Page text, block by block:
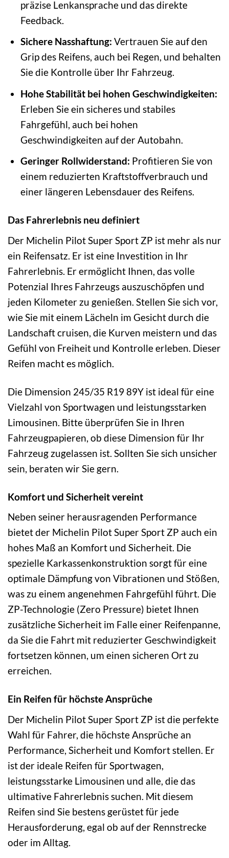
präzise Lenkansprache und das direkte
Feedback.
Sichere Nasshaftung: Vertrauen Sie auf den
Grip des Reifens, auch bei Regen, und behalten
Sie die Kontrolle über Ihr Fahrzeug.
Hohe Stabilität bei hohen Geschwindigkeiten:
Erleben Sie ein sicheres und stabiles
Fahrgefühl, auch bei hohen
Geschwindigkeiten auf der Autobahn.
Geringer Rollwiderstand: Profitieren Sie von
einem reduzierten Kraftstoffverbrauch und
einer längeren Lebensdauer des Reifens.
Das Fahrerlebnis neu definiert
Der Michelin Pilot Super Sport ZP ist mehr als nur
ein Reifensatz. Er ist eine Investition in Ihr
Fahrerlebnis. Er ermöglicht Ihnen, das volle
Potenzial Ihres Fahrzeugs auszuschöpfen und
jeden Kilometer zu genießen. Stellen Sie sich vor,
wie Sie mit einem Lächeln im Gesicht durch die
Landschaft cruisen, die Kurven meistern und das
Gefühl von Freiheit und Kontrolle erleben. Dieser
Reifen macht es möglich.
Die Dimension 245/35 R19 89Y ist ideal für eine
Vielzahl von Sportwagen und leistungsstarken
Limousinen. Bitte überprüfen Sie in Ihren
Fahrzeugpapieren, ob diese Dimension für Ihr
Fahrzeug zugelassen ist. Sollten Sie sich unsicher
sein, beraten wir Sie gern.
Komfort und Sicherheit vereint
Neben seiner herausragenden Performance
bietet der Michelin Pilot Super Sport ZP auch ein
hohes Maß an Komfort und Sicherheit. Die
spezielle Karkassenkonstruktion sorgt für eine
optimale Dämpfung von Vibrationen und Stößen,
was zu einem angenehmen Fahrgefühl führt. Die
ZP-Technologie (Zero Pressure) bietet Ihnen
zusätzliche Sicherheit im Falle einer Reifenpanne,
da Sie die Fahrt mit reduzierter Geschwindigkeit
fortsetzen können, um einen sicheren Ort zu
erreichen.
Ein Reifen für höchste Ansprüche
Der Michelin Pilot Super Sport ZP ist die perfekte
Wahl für Fahrer, die höchste Ansprüche an
Performance, Sicherheit und Komfort stellen. Er
ist der ideale Reifen für Sportwagen,
leistungsstarke Limousinen und alle, die das
ultimative Fahrerlebnis suchen. Mit diesem
Reifen sind Sie bestens gerüstet für jede
Herausforderung, egal ob auf der Rennstrecke
oder im Alltag.